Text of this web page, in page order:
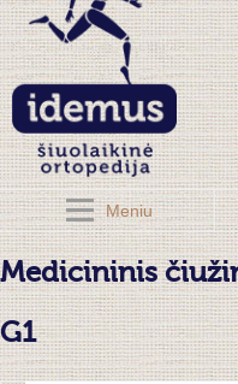
Meniu
Medicininis
G1